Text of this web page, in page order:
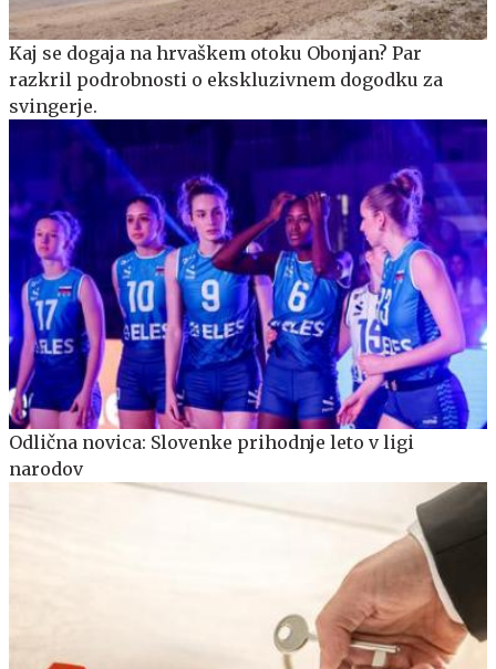
Kaj se dogaja na hrvaškem otoku Obonjan? Par
razkril podrobnosti o ekskluzivnem dogodku za
svingerje.
Odlična novica: Slovenke prihodnje leto v ligi
narodov